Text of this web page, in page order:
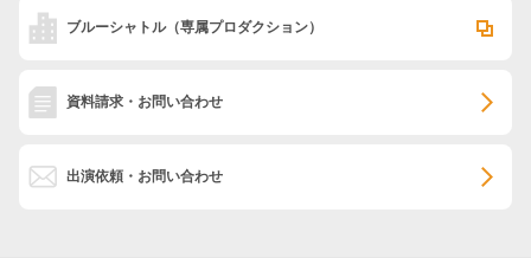
ブルーシャトル（専属プロダクション）
資料請求・お問い合わせ
出演依頼・お問い合わせ